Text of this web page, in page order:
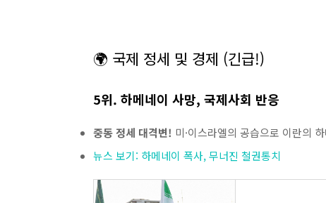
🌍 국제 정세 및 경제 (긴급!)
5위. 하메네이 사망, 국제사회 반응
중동 정세 대격변! 미·이스라엘의 공습으로 이란의
뉴스 보기: 하메네이 폭사, 무너진 철권통치